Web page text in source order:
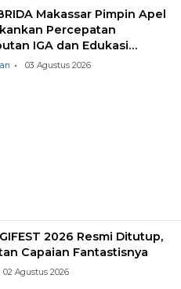
Makassar Pimpin Apel
Percepatan
IGA dan Edukasi
Sampah
03 Agustus 2026
2026 Resmi Ditutup,
Capaian Fantastisnya
02 Agustus 2026